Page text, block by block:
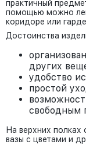
практичный
помощью можно
коридоре или
Достоинства
других
удобство
простой
свободным
На верхних
вазы с цветами и